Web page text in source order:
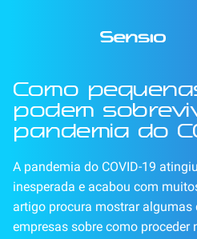
Como
podem
pandemia do
A pandemia do COVID-19
inesperada e acabou com
artigo procura mostrar algumas
empresas sobre como proceder